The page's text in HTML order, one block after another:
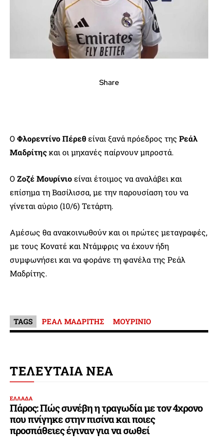
Share
Ο Φλορεντίνο Πέρεθείναι ξανά πρόεδρος της Ρεάλ
Μαδρίτηςκαι οι μηχανές παίρνουν μπροστά.
Ο Ζοζέ Μουρίνιοείναι έτοιμος να αναλάβει και
επίσημα τη Βασίλισσα, με την παρουσίαση του να
γίνεται αύριο (10/6) Τετάρτη.
Αμέσως θα ανακοινωθούν και οι πρώτες μεταγραφές,
με τους Κονατέ και Ντάμφρις να έχουν ήδη
συμφωνήσει και να φοράνε τη φανέλα της Ρεάλ
Μαδρίτης.
TAGS ΡΕΑΛ ΜΑΔΡΙΤΗΣ ΜΟΥΡΙΝΙΟ
ΤΕΛΕΥΤΑΙΑ ΝΕΑ
ΕΛΛΑΔΑ
Πάρος: Πώς συνέβη η τραγωδία με τον 4χρονο
που πνίγηκε στην πισίνα και ποιες
προσπάθειες έγιναν για να σωθεί